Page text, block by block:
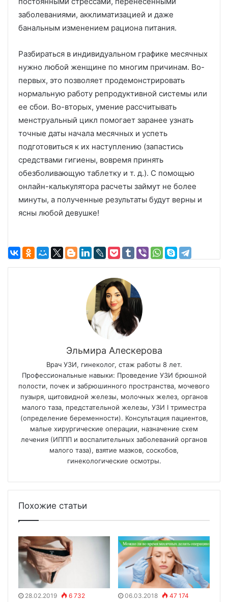
заболеваниями, акклиматизацией и даже
банальным изменением рациона питания.
Разбираться в индивидуальном графике месячных
нужно любой женщине по многим причинам. Во-
первых, это позволяет продемонстрировать
нормальную работу репродуктивной системы или
ее сбои. Во-вторых, умение рассчитывать
менструальный цикл помогает заранее узнать
точные даты начала месячных и успеть
подготовиться к их наступлению (запастись
средствами гигиены, вовремя принять
обезболивающую таблетку и т. д.). С помощью
онлайн-калькулятора расчеты займут не более
минуты, а полученные результаты будут верны и
ясны любой девушке!
Эльмира Алескерова
Врач УЗИ, гинеколог, стаж работы 8 лет.
Профессиональные навыки: Проведение УЗИ брюшной
полости, почек и забрюшинного пространства, мочевого
пузыря, щитовидной железы, молочных желез, органов
малого таза, предстательной железы, УЗИ I триместра
(определение беременности). Консультация пациентов,
малые хирургические операции, назначение схем
лечения (ИППП и воспалительных заболеваний органов
малого таза), взятие мазков, соскобов,
гинекологические осмотры.
Похожие статьи
28.02.2019 6 732 06.03.2018 47 174